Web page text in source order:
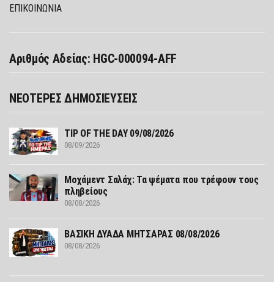
ΕΠΙΚΟΙΝΩΝΙΑ
Αριθμός Αδείας: HGC-000094-AFF
ΝΕΟΤΕΡΕΣ ΔΗΜΟΣΙΕΥΣΕΙΣ
TIP OF THE DAY 09/08/2026
08/09/2026
Μοχάμεντ Σαλάχ: Τα ψέματα που τρέφουν τους
πληβείους
08/08/2026
ΒΑΣΙΚΗ ΔΥΑΔΑ ΜΗΤΣΑΡΑΣ 08/08/2026
08/08/2026